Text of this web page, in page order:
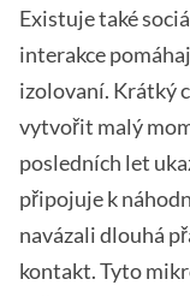
Existuje také
interakce
izolovaní. Krátký
vytvořit malý
posledních let
připojuje k
navázali dlouhá
kontakt. Tyto